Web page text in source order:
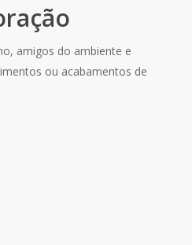
amigos do ambiente e
ou acabamentos de